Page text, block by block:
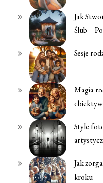
Jak
Ślub –
Sesje
Magia
Style
Jak
kroku